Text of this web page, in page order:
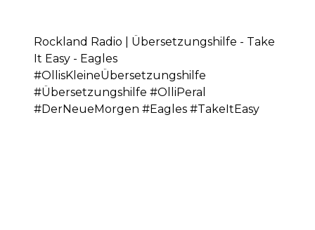
Rockland Radio | Übersetzungshilfe - Take
It Easy - Eagles
#OllisKleineÜbersetzungshilfe
#Übersetzungshilfe #OlliPeral
#DerNeueMorgen #Eagles #TakeItEasy